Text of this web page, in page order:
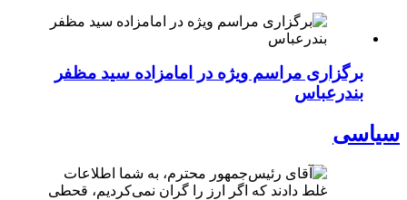
برگزاری مراسم ویژه در امامزاده سید مظفر
بندرعباس
سیاسی